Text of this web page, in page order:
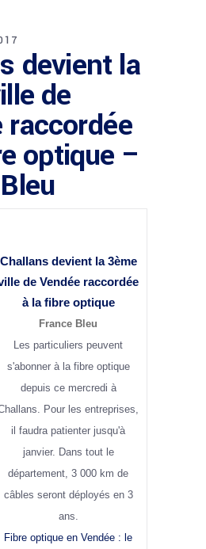
devient la
de
raccordée
optique –
Challans devient la 3ème
de Vendée raccordée
à la fibre optique
France Bleu
Les particuliers peuvent
s'abonner à la fibre optique
depuis ce mercredi à
Pour les entreprises,
il faudra patienter jusqu'à
janvier. Dans tout le
département, 3 000 km de
câbles seront déployés en 3
ans.
Fibre optique en Vendée : le